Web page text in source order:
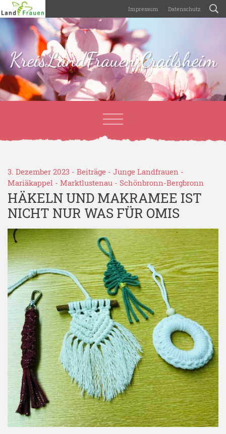
Impressum Datenschutz
KreisLandFrauen Crailsheim
3. Dezember 2023 - Beiträge - Junge Landfrauen -
Mariäkappel - Marktlustenau - Schönbronn-Bergbronn
HÄKELN UND MAKRAMEE IST
NICHT NUR WAS FÜR OMIS